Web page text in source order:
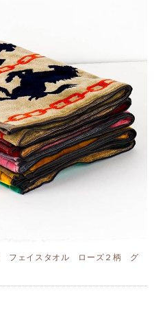
ェイスタオル ローズ２柄 グ